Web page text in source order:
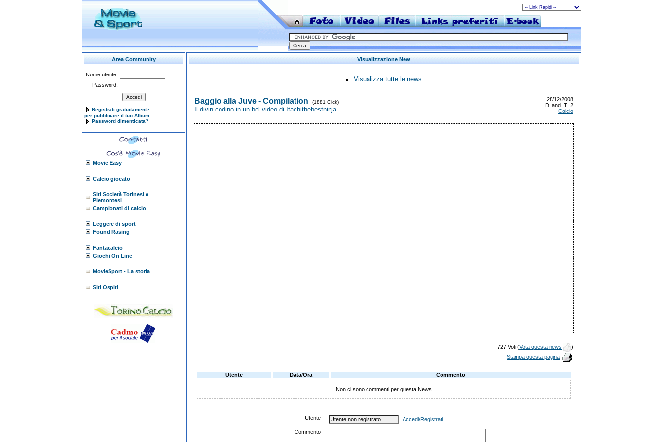
Area Community
Nome utente:
Password:
Registrati gratuitamente
per pubblicare il tuo Album
Password dimenticata?
Movie Easy
Calcio giocato
Siti Società Torinesi e
Piemontesi
Campionati di calcio
Leggere di sport
Found Rasing
Fantacalcio
Giochi On Line
MovieSport - La storia
Siti Ospiti
Visualizzazione New
Visualizza tutte le news
Baggio alla Juve - Compilation (1881 Click)
Il divin codino in un bel video di Itachithebestninja
28/12/2008
D_and_T_2
Calcio
727 Voti (Vota questa news
)
Stampa questa pagina
Utente Data/Ora Commento
Non ci sono commenti per questa News
Utente Accedi/Registrati
Commento